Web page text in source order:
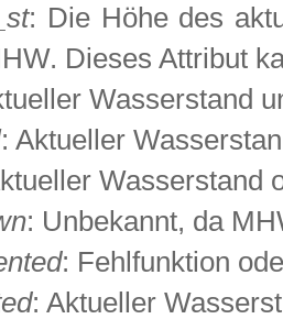
: Die Höhe des
Dieses Attribut
Wasserstand
: Aktueller
Wasserstand
: Unbekannt, da
: Fehlfunktion
: Aktueller